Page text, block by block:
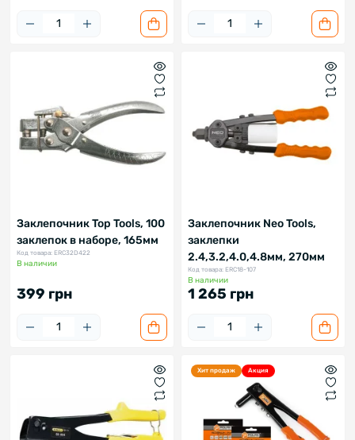
Заклепочник Top Tools, 100
заклепок в наборе, 165мм
Код товара: ERC32D422
В наличии
399 грн
Заклепочник Neo Tools,
заклепки
2.4,3.2,4.0,4.8мм, 270мм
Код товара: ERC18-107
В наличии
1 265 грн
Хит продаж Акция